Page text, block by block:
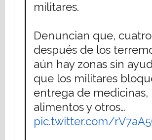
militares.
Denuncian que,
después de los
aún hay zonas sin
que los militares
entrega de medicinas,
alimentos y otros…
pic.twitter.com/